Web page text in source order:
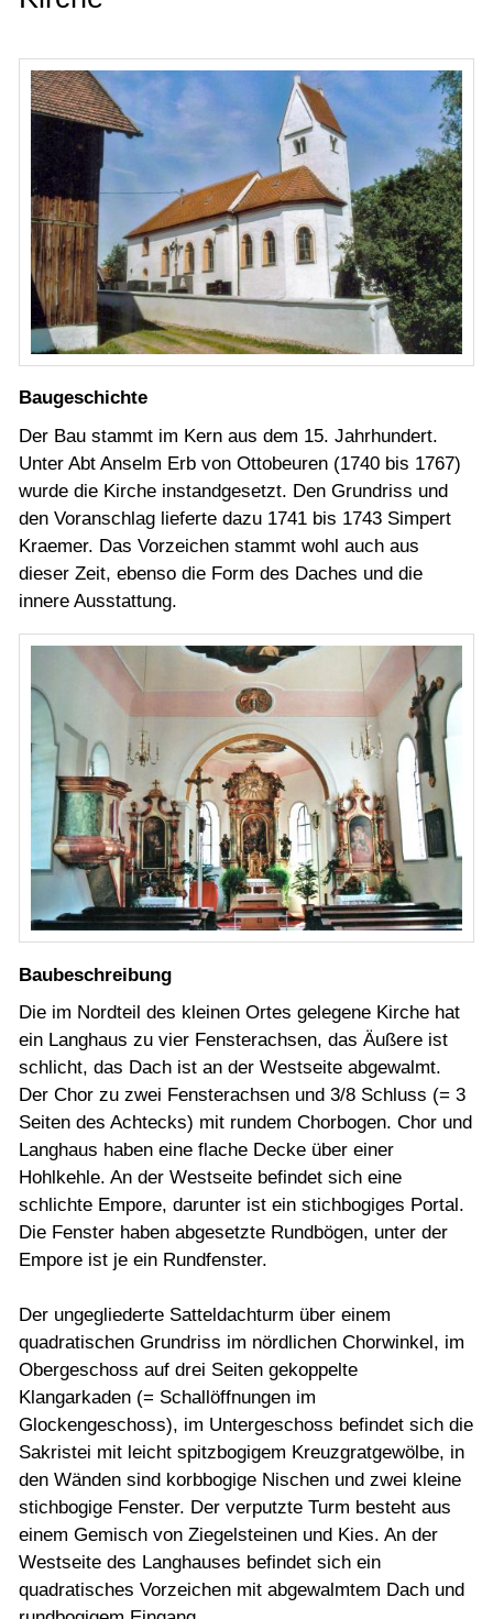
Baugeschichte
Der Bau stammt im Kern aus dem 15. Jahrhundert.
Unter Abt Anselm Erb von Ottobeuren (1740 bis 1767)
wurde die Kirche instandgesetzt. Den Grundriss und
den Voranschlag lieferte dazu 1741 bis 1743 Simpert
Kraemer. Das Vorzeichen stammt wohl auch aus
dieser Zeit, ebenso die Form des Daches und die
innere Ausstattung.
Baubeschreibung
Die im Nordteil des kleinen Ortes gelegene Kirche hat
ein Langhaus zu vier Fensterachsen, das Äußere ist
schlicht, das Dach ist an der Westseite abgewalmt.
Der Chor zu zwei Fensterachsen und 3/8 Schluss (= 3
Seiten des Achtecks) mit rundem Chorbogen. Chor und
Langhaus haben eine flache Decke über einer
Hohlkehle. An der Westseite befindet sich eine
schlichte Empore, darunter ist ein stichbogiges Portal.
Die Fenster haben abgesetzte Rundbögen, unter der
Empore ist je ein Rundfenster.
Der ungegliederte Satteldachturm über einem
quadratischen Grundriss im nördlichen Chorwinkel, im
Obergeschoss auf drei Seiten gekoppelte
Klangarkaden (= Schallöffnungen im
Glockengeschoss), im Untergeschoss befindet sich die
Sakristei mit leicht spitzbogigem Kreuzgratgewölbe, in
den Wänden sind korbbogige Nischen und zwei kleine
stichbogige Fenster. Der verputzte Turm besteht aus
einem Gemisch von Ziegelsteinen und Kies. An der
Westseite des Langhauses befindet sich ein
quadratisches Vorzeichen mit abgewalmtem Dach und